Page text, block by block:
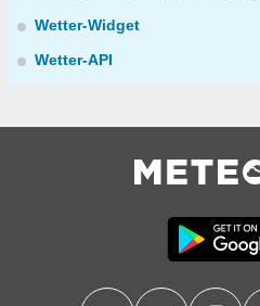
Wetter-Widget
Wetter-API